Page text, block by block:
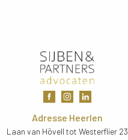
Adresse Heerlen
Laan van Hövell tot Westerflier 23